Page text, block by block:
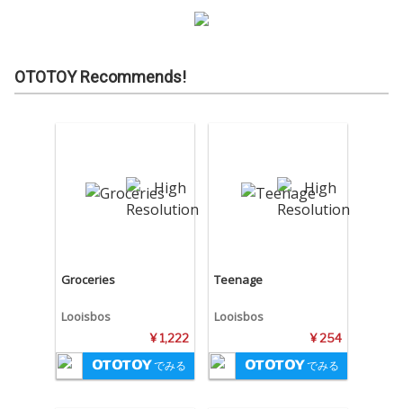
OTOTOY Recommends!
Groceries
Looisbos
¥ 1,222
でみる
Teenage
Looisbos
¥ 254
でみる